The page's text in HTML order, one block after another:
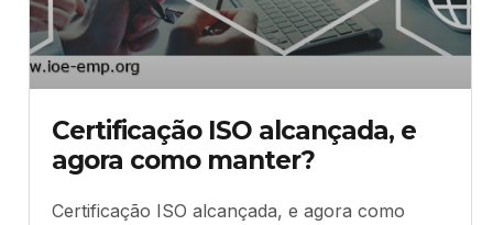
Certificação ISO alcançada, e
agora como manter?
Certificação ISO alcançada, e agora como